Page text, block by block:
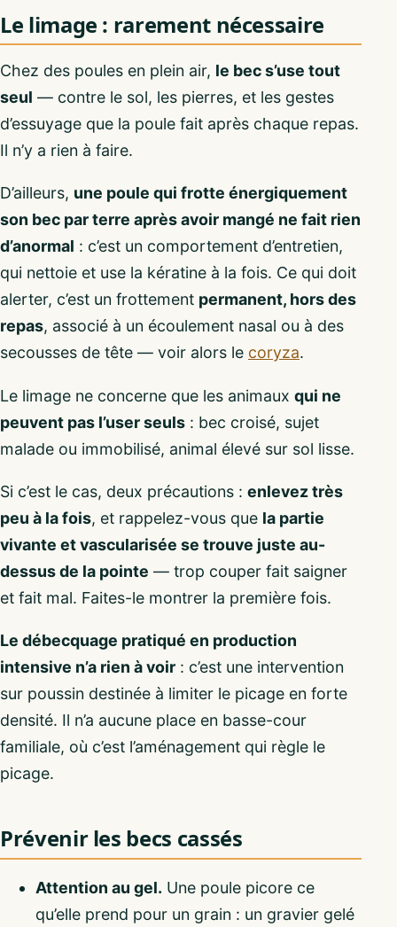
Le limage : rarement nécessaire
Chez des poules en plein air, le bec s’use tout
seul — contre le sol, les pierres, et les gestes
d’essuyage que la poule fait après chaque repas.
Il n’y a rien à faire.
D’ailleurs, une poule qui frotte énergiquement
son bec par terre après avoir mangé ne fait rien
d’anormal : c’est un comportement d’entretien,
qui nettoie et use la kératine à la fois. Ce qui doit
alerter, c’est un frottement permanent, hors des
repas, associé à un écoulement nasal ou à des
secousses de tête — voir alors le coryza.
Le limage ne concerne que les animaux qui ne
peuvent pas l’user seuls : bec croisé, sujet
malade ou immobilisé, animal élevé sur sol lisse.
Si c’est le cas, deux précautions : enlevez très
peu à la fois, et rappelez-vous que la partie
vivante et vascularisée se trouve juste au-
dessus de la pointe — trop couper fait saigner
et fait mal. Faites-le montrer la première fois.
Le débecquage pratiqué en production
intensive n’a rien à voir : c’est une intervention
sur poussin destinée à limiter le picage en forte
densité. Il n’a aucune place en basse-cour
familiale, où c’est l’aménagement qui règle le
picage.
Prévenir les becs cassés
Attention au gel. Une poule picore ce
qu’elle prend pour un grain : un gravier gelé